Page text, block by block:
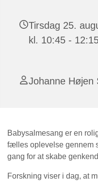
Tirsdag 25.
kl. 10:45 -
Johanne Højen
Babysalmesang er en
fælles oplevelse gennem
gang for at skabe
Forskning viser i dag, at